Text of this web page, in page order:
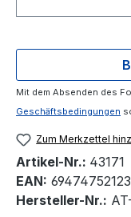
Mit dem Absenden des
Geschäftsbedingungen
Zum Merkzettel
Artikel-Nr.: 43171
EAN:
Hersteller-Nr.: